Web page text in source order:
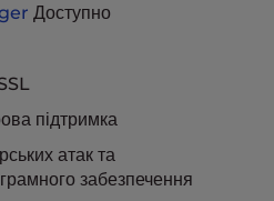
Доступно
підтримка
атак та
забезпечення